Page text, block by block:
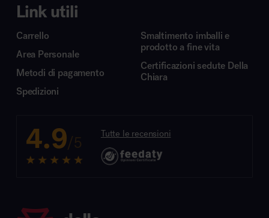
Link utili
Carrello
Area Personale
Metodi di pagamento
Spedizioni
Smaltimento imballi e
prodotto a fine vita
Certificazioni sedute Della
Chiara
4.9/5 Tutte le recensioni